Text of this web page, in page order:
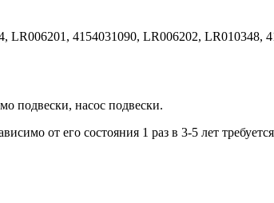
4154031090, LR006202, LR010348,
подвески, насос подвески.
от его состояния 1 раз в 3-5 лет